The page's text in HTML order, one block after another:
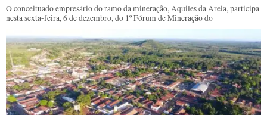
O conceituado empresário do ramo da mineração, Aquiles da Areia, participa
nesta sexta-feira, 6 de dezembro, do 1º Fórum de Mineração do